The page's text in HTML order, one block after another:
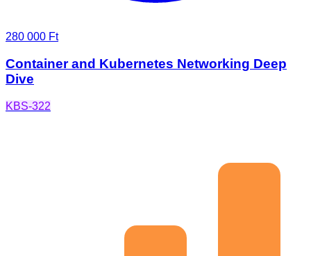
280 000 Ft
Container and Kubernetes Networking Deep
Dive
KBS-322